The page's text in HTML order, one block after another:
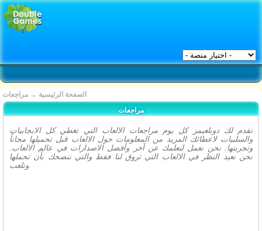
الصفحة الرئيسية → مراجعات
مراجعات
تقدم لك دوبلغيمز كل يوم مراجعات الالعاب التي تغطي كل الايجابيات
والسلبيات لاعطائك المزيد من المعلومات حول الالعاب قبل تحميلها مجاناُ
وتجربتها. نحن نعمل لنعلمك عن آخر وأفضل الاصدارات في عالم الالعاب.
نحن نعيد النظر في الالعاب التي تروق لنا فقط والتي ننصحك بأن تحملها
وتلعب.